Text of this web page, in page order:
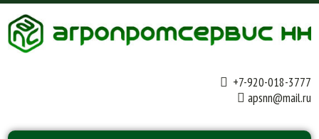
+7-920-018-3777
apsnn@mail.ru